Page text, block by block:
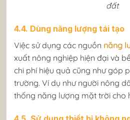
đất
4.4. Dùng năng lượng tái tạo
Việc sử dụng các nguồn năng
xuất nông nghiệp hiện đại và
chi phí hiệu quả cũng như góp
trường. Ví dụ như người nông
thống năng lượng mặt trời cho